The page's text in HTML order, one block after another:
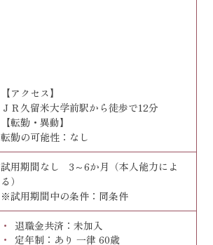
【アクセス】
ＪＲ久留米大学前駅から徒歩で12分
【転勤・異動】
転勤の可能性：なし
試用期間なし 3～6か月（本人能力によ
る）
※試用期間中の条件：同条件
退職金共済：未加入
定年制：あり 一律 60歳